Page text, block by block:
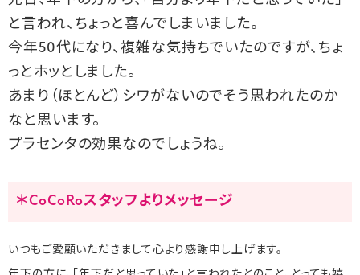
と言われ、ちょっと喜んでしまいました。
今年50代になり、複雑な気持ちでいたのですが、ちょ
っとホッとしました。
あまり（ほとんど）シワがないのでそう思われたのか
なと思います。
プラセンタの効果なのでしょうね。
＊CoCoRoスタッフよりメッセージ
いつもご愛顧いただきまして心より感謝申し上げます。